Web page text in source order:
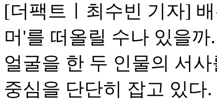
[더팩트ㅣ최수빈 기자]
머'를 떠올릴 수나 있을
얼굴을 한 두 인물의 서
중심을 단단히 잡고 있다